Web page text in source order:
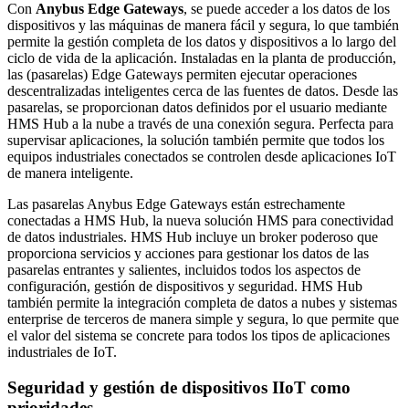
Con Anybus Edge Gateways, se puede acceder a los datos de los
dispositivos y las máquinas de manera fácil y segura, lo que también
permite la gestión completa de los datos y dispositivos a lo largo del
ciclo de vida de la aplicación. Instaladas en la planta de producción,
las (pasarelas) Edge Gateways permiten ejecutar operaciones
descentralizadas inteligentes cerca de las fuentes de datos. Desde las
pasarelas, se proporcionan datos definidos por el usuario mediante
HMS Hub a la nube a través de una conexión segura. Perfecta para
supervisar aplicaciones, la solución también permite que todos los
equipos industriales conectados se controlen desde aplicaciones IoT
de manera inteligente.
Las pasarelas Anybus Edge Gateways están estrechamente
conectadas a HMS Hub, la nueva solución HMS para conectividad
de datos industriales. HMS Hub incluye un broker poderoso que
proporciona servicios y acciones para gestionar los datos de las
pasarelas entrantes y salientes, incluidos todos los aspectos de
configuración, gestión de dispositivos y seguridad. HMS Hub
también permite la integración completa de datos a nubes y sistemas
enterprise de terceros de manera simple y segura, lo que permite que
el valor del sistema se concrete para todos los tipos de aplicaciones
industriales de IoT.
Seguridad y gestión de dispositivos IIoT como